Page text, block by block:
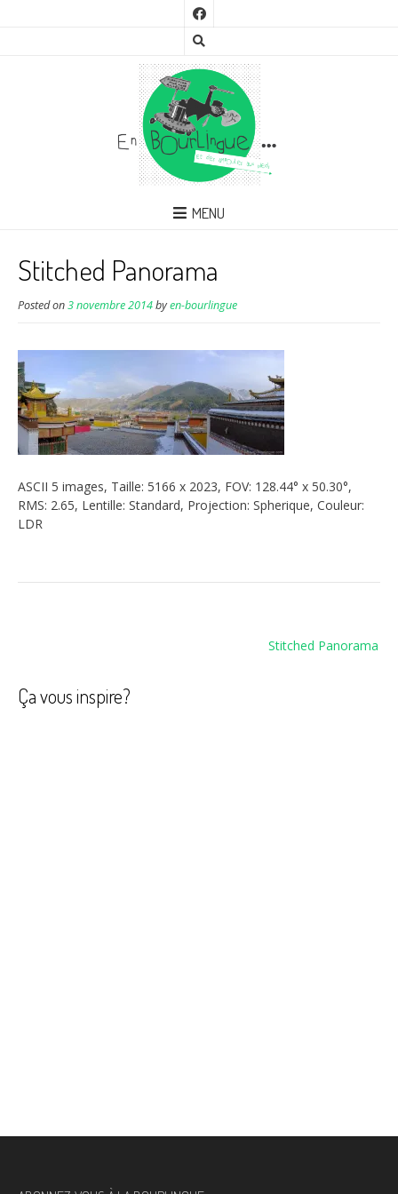
MENU
Stitched Panorama
Posted on3 novembre 2014byen-bourlingue
ASCII 5 images, Taille: 5166 x 2023, FOV: 128.44° x 50.30°,
RMS: 2.65, Lentille: Standard, Projection: Spherique, Couleur:
LDR
Stitched Panorama
Ça vous inspire?